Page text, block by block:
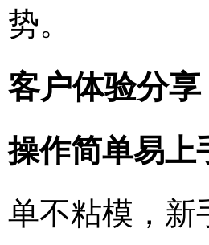
势。
客户体验分享
操作简单易上
单不粘模，新